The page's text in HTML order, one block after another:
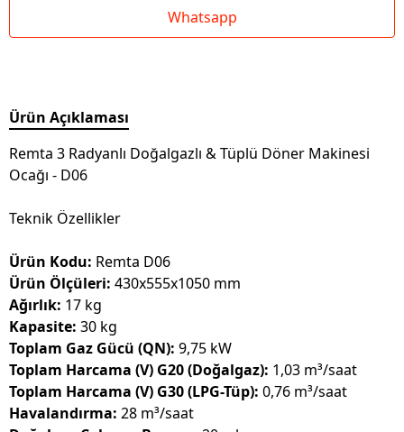
Whatsapp
Ürün Açıklaması
Remta 3 Radyanlı Doğalgazlı & Tüplü Döner Makinesi
Ocağı - D06
Teknik Özellikler
Ürün Kodu: Remta D06
Ürün Ölçüleri: 430x555x1050 mm
Ağırlık: 17 kg
Kapasite: 30 kg
Toplam Gaz Gücü (QN): 9,75 kW
Toplam Harcama (V) G20 (Doğalgaz): 1,03 m³/saat
Toplam Harcama (V) G30 (LPG-Tüp): 0,76 m³/saat
Havalandırma: 28 m³/saat